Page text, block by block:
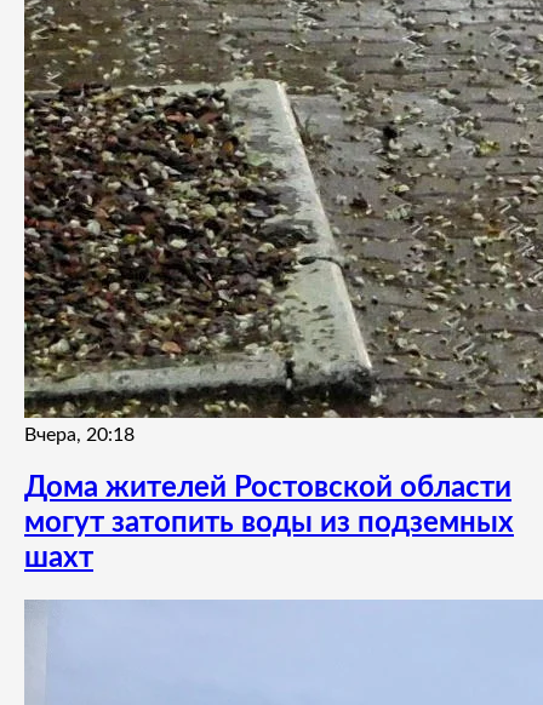
Вчера, 20:18
Дома жителей Ростовской области
могут затопить воды из подземных
шахт